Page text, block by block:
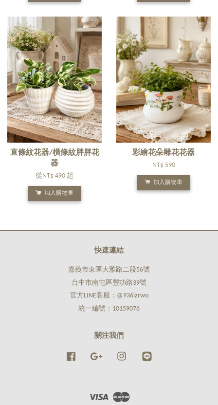
直條紋花器/橫條紋胖胖花
器
從 NT$ 490 起
加入購物車
彩繪花朵雕花花器
NT$ 590
加入購物車
快速連結
嘉義市東區大雅路二段56號
台中市南屯區豐功路39號
官方LINE客服：@936izrwo
統一編號：10159078
關注我們
Facebook Google Instagram
Visa Master